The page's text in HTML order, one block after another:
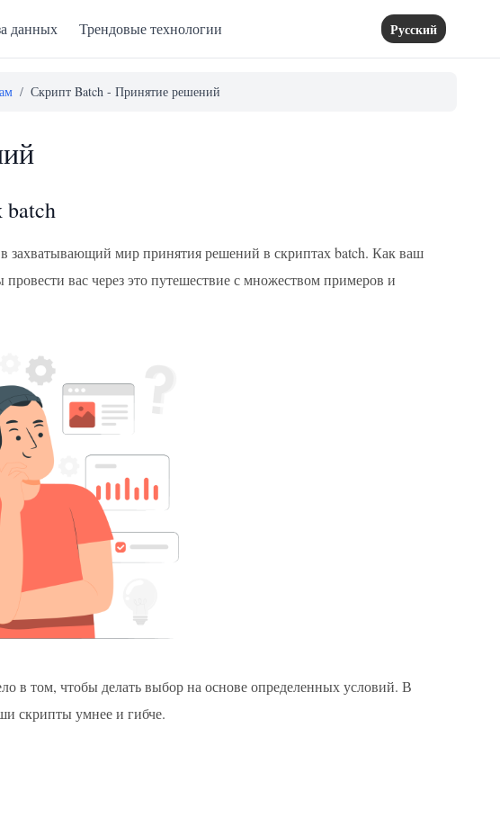
данных Трендовые технологии Русский
/ Скрипт Batch - Принятие решений
batch
захватывающий мир принятия решений в скриптах batch. Как ваш
вас через это путешествие с множеством примеров и
в том, чтобы делать выбор на основе определенных условий. В
скрипты умнее и гибче.